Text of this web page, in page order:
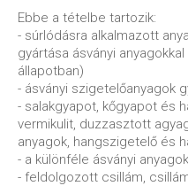
ENGEDÉLYKÖTELES
KAPCSOLAT
IRODÁK
Ebbe a tételbe tartozik:
- súrlódásra alkalmazott
gyártása ásványi
állapotban)
- ásványi szigetelőanyagok
- salakgyapot, kőgyapot és
vermikulit, duzzasztott
anyagok, hangszigetelő és
- a különféle ásványi
- feldolgozott csillám,